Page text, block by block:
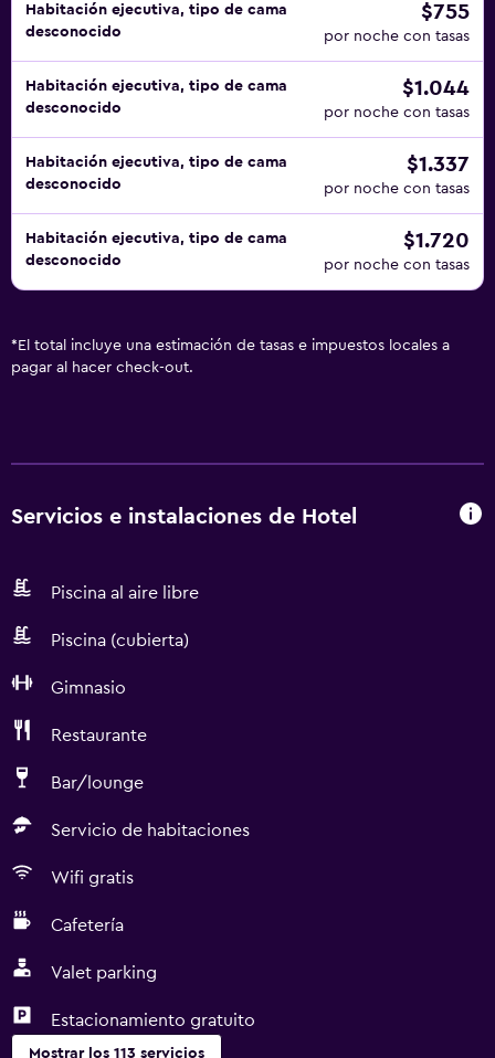
Habitación ejecutiva, tipo de cama
desconocido
$755
por noche con tasas
Habitación ejecutiva, tipo de cama
desconocido
$1.044
por noche con tasas
Habitación ejecutiva, tipo de cama
desconocido
$1.337
por noche con tasas
Habitación ejecutiva, tipo de cama
desconocido
$1.720
por noche con tasas
* El total incluye una estimación de tasas e impuestos locales a
pagar al hacer check-out.
Servicios e instalaciones de Hotel
Piscina al aire libre
Piscina (cubierta)
Gimnasio
Restaurante
Bar/lounge
Servicio de habitaciones
Wifi gratis
Cafetería
Valet parking
Estacionamiento gratuito
Mostrar los 113 servicios